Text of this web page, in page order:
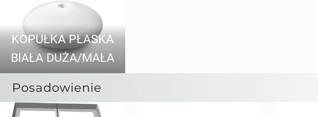
KOPUŁKA PŁASKA
BIAŁA DUŻA/MAŁA
Posadowienie